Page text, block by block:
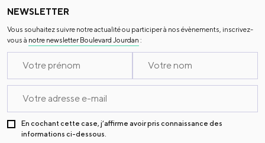
NEWSLETTER
Vous souhaitez suivre notre actualité ou participer à nos évènements, inscrivez-
vous à notre newsletter Boulevard Jourdan :
En cochant cette case, j’affirme avoir pris connaissance des
informations ci-dessous.